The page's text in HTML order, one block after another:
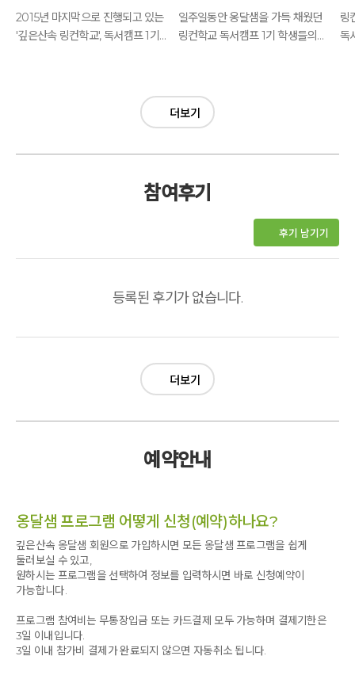
2015년 마지막으로 진행되고 있는
'깊은산속 링컨학교', 독서캠프 1기
일주일동안 옹달샘을 가득 채웠던
링컨학교 독서캠프 1기 학생들의
링
독
더보기
참여후기
후기 남기기
등록된 후기가 없습니다.
더보기
예약안내
옹달샘 프로그램 어떻게 신청(예약)하나요?
깊은산속 옹달샘 회원으로 가입하시면 모든 옹달샘 프로그램을 쉽게
둘러보실 수 있고,
원하시는 프로그램을 선택하여 정보를 입력하시면 바로 신청예약이
가능합니다.
프로그램 참여비는 무통장입금 또는 카드결제 모두 가능하며 결제기한은
3일 이내입니다.
3일 이내 참가비 결제가 완료되지 않으면 자동취소 됩니다.